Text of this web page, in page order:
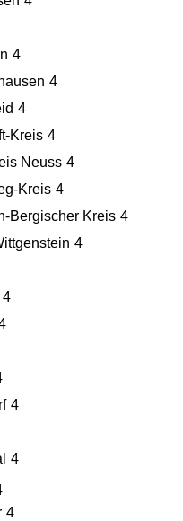
4
4
4
Kreis 4
Neuss 4
Kreis 4
Bergischer Kreis 4
4
4
4
4
4